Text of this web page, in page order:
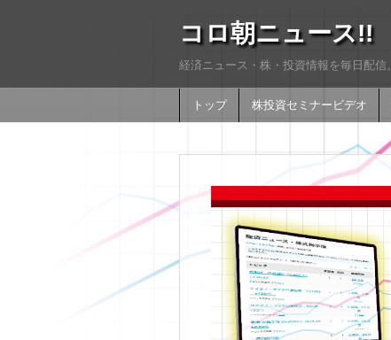
コロ朝ニュース!!
経済ニュース・株・投資情報を毎日配
トップ 株投資セミナービデオ